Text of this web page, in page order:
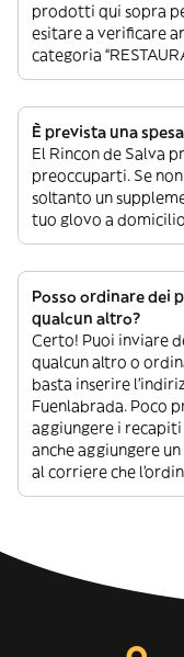
prodotti qui sopra
esitare a verificare
categoria
È prevista una
El Rincon de Salva
preoccuparti. Se
soltanto un
tuo glovo a
Posso ordinare dei
qualcun altro?
Certo! Puoi inviare
qualcun altro o
basta inserire
Fuenlabrada. Poco
aggiungere i
anche aggiungere
al corriere che